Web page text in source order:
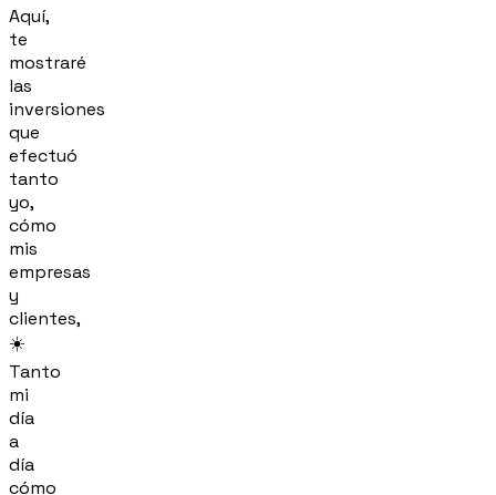
Aquí,
te
mostraré
las
inversiones
que
efectuó
tanto
yo,
cómo
mis
empresas
y
clientes,
☀️
Tanto
mi
día
a
día
cómo